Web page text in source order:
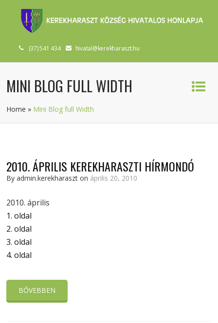
(37) 541 434 hivatal@kerekharaszt.hu
MINI BLOG FULL WIDTH
Home » Mini Blog full Width
2010. ÁPRILIS KEREKHARASZTI HÍRMONDÓ
By admin.kerekharaszt on április 20, 2010
2010. április
1. oldal
2. oldal
3. oldal
4. oldal
BŐVEBBEN